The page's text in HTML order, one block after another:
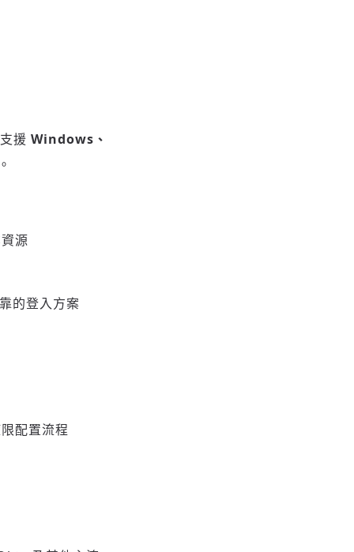
援 Windows、
源
的登入方案
配置流程